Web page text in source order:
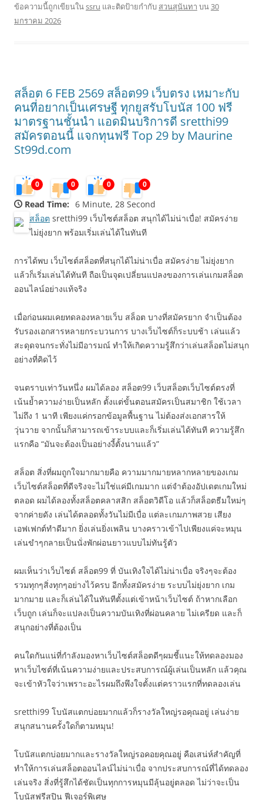
ข้อความนี้ถูกเขียนในssru และติดป้ายกำกับ สวนสุนันทา บน30
มกราคม 2026
สล็อต 6 FEB 2569 สล็อต99 เว็บตรง เหมาะกับ
คนที่อยากเป็นเศรษฐี ทุกยูสรับโบนัส 100 ฟรี
มาตรฐานชั้นนำ แอดมินบริการดี sretthi99
สมัครตอนนี้ แจกทุนฟรี Top 29 by Maurine
St99d.com
0 0 0 0
Read Time: 6 Minute, 28 Second
สล็อต sretthi99 เว็บไซต์สล็อต สนุกได้ไม่น่าเบื่อ! สมัครง่าย
ไม่ยุ่งยาก พร้อมเริ่มเล่นได้ในทันที
การได้พบ เว็บไซต์สล็อตที่สนุกได้ไม่น่าเบื่อ สมัครง่าย ไม่ยุ่งยาก
แล้วก็เริ่มเล่นได้ทันที ถือเป็นจุดเปลี่ยนแปลงของการเล่นเกมสล็อต
ออนไลน์อย่างแท้จริง
เมื่อก่อนผมเคยทดลองหลายเว็บ สล็อต บางที่สมัครยาก จำเป็นต้อง
รับรองเอกสารหลายกระบวนการ บางเว็บไซต์ก็ระบบช้า เล่นแล้ว
สะดุดจนกระทั่งไม่มีอารมณ์ ทำให้เกิดความรู้สึกว่าเล่นสล็อตไม่สนุก
อย่างที่คิดไว้
จนตราบเท่าวันหนึ่ง ผมได้ลอง สล็อต99 เว็บสล็อตเว็บไซต์ตรงที่
เน้นย้ำความง่ายเป็นหลัก ตั้งแต่ขั้นตอนสมัครเป็นสมาชิก ใช้เวลา
ไม่ถึง 1 นาที เพียงแค่กรอกข้อมูลพื้นฐาน ไม่ต้องส่งเอกสารให้
วุ่นวาย จากนั้นก็สามารถเข้าระบบและก็เริ่มเล่นได้ทันที ความรู้สึก
แรกคือ “มันจะต้องเป็นอย่างงี้ตั้งนานแล้ว”
สล็อต สิ่งที่ผมถูกใจมากมายคือ ความมากมายหลากหลายของเกม
เว็บไซต์สล็อตที่ดีจริงจะไม่ใช่แค่มีเกมมาก แต่จำต้องอัปเดตเกมใหม่
ตลอด ผมได้ลองทั้งสล็อตคลาสสิก สล็อตวิดีโอ แล้วก็สล็อตธีมใหม่ๆ
จากค่ายดัง เล่นได้ตลอดทั้งวันไม่มีเบื่อ แต่ละเกมภาพสวย เสียง
เอฟเฟกต์ทำดีมาก ยิ่งเล่นยิ่งเพลิน บางคราวเข้าไปเพียงแค่จะหมุน
เล่นขำๆกลายเป็นนั่งพักผ่อนยาวแบบไม่ทันรู้ตัว
ผมเห็นว่าเว็บไซต์ สล็อต99 ที่ บันเทิงใจได้ไม่น่าเบื่อ จริงๆจะต้อง
รวมทุกๆสิ่งทุกๆอย่างไว้ครบ อีกทั้งสมัครง่าย ระบบไม่ยุ่งยาก เกม
มากมาย และก็เล่นได้ในทันทีตั้งแต่เข้าหน้าเว็บไซต์ ถ้าหากเลือก
เว็บถูก เล่นก็จะแปลงเป็นความบันเทิงที่ผ่อนคลาย ไม่เครียด และก็
สนุกอย่างที่ต้องเป็น
คนใดกันแน่ที่กำลังมองหาเว็บไซต์สล็อตดีๆผมชี้แนะให้ทดลองมอง
หาเว็บไซต์ที่เน้นความง่ายและประสบการณ์ผู้เล่นเป็นหลัก แล้วคุณ
จะเข้าหัวใจว่าเพราะอะไรผมถึงพึงใจตั้งแต่คราวแรกที่ทดลองเล่น
sretthi99 โบนัสแตกบ่อยมากแล้วก็รางวัลใหญ่รอคุณอยู่ เล่นง่าย
สนุกสนานครั้งใดก็ตามหมุน!
โบนัสแตกบ่อยมากและรางวัลใหญ่รอคอยคุณอยู่ คือเสน่ห์สำคัญที่
ทำให้การเล่นสล็อตออนไลน์ไม่น่าเบื่อ จากประสบการณ์ที่ได้ทดลอง
เล่นจริง สิ่งที่รู้สึกได้ชัดเป็นทุกการหมุนมีลุ้นอยู่ตลอด ไม่ว่าจะเป็น
โบนัสฟรีสปิน ฟีเจอร์พิเศษ